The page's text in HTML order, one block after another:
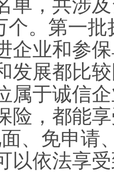
单，共涉
个。第一
企业和参
发展都比
属于诚信
险，都能
、免申请
以依法享